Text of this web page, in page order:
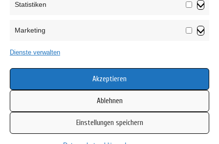
Statistiken
Marketing
Dienste verwalten
Akzeptieren
Ablehnen
Einstellungen speichern
Cookie-Richtlinie (EU)
Copyright © 2026 Mamsell Su